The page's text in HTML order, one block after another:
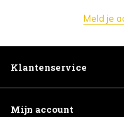
Meld je
Klantenservice
Mijn account